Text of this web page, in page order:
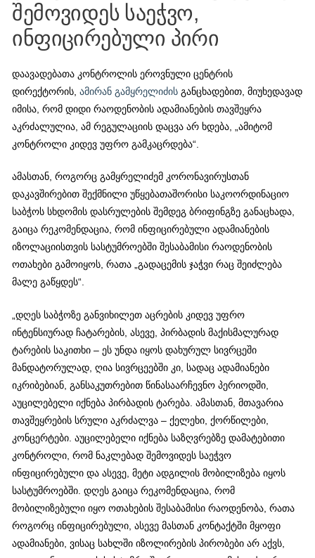
შემოვიდეს საეჭვო,
ინფიცირებული პირი
დაავადებათა კონტროლის ეროვნული ცენტრის
დირექტორის,ამირან გამყრელიძის განცხადებით, მიუხედავად
იმისა, რომ დიდი რაოდენობის ადამიანების თავშეყრა
აკრძალულია, ამ რეგულაციის დაცვა არ ხდება, „ამიტომ
კონტროლი კიდევ უფრო გამკაცრდება“.
ამასთან, როგორც გამყრელიძემ კორონავირუსთან
დაკავშირებით შექმნილი უწყებათაშორისი საკოორდინაციო
საბჭოს სხდომის დასრულების შემდეგ ბრიფინგზე განაცხადა,
გაიცა რეკომენდაცია, რომ ინფიცირებული ადამიანების
იზოლაციისთვის სასტუმროებში შესაბამისი რაოდენობის
ოთახები გამოიყოს, რათა „გადაცემის ჯაჭვი რაც შეიძლება
მალე გაწყდეს“.
„დღეს საბჭოზე განვიხილეთ აცრების კიდევ უფრო
ინტენსიურად ჩატარების, ასევე, პირბადის მაქისმალურად
ტარების საკითხი – ეს უნდა იყოს დახურულ სივრცეში
მანდატორულად, ღია სივრცეებში კი, სადაც ადამიანები
იკრიბებიან, განსაკუთრებით წინასაარჩევნო პერიოდში,
აუცილებელი იქნება პირბადის ტარება. ამასთან, მთავარია
თავშეყრების სრული აკრძალვა – ქელეხი, ქორწილები,
კონცერტები. აუცილებელი იქნება საზღვრებზე დამატებითი
კონტროლი, რომ ნაკლებად შემოვიდეს საეჭვო
ინფიცირებული და ასევე, მეტი ადგილის მობილიზება იყოს
სასტუმროებში. დღეს გაიცა რეკომენდაცია, რომ
მობილიზებული იყო ოთახების შესაბამისი რაოდენობა, რათა
როგორც ინფიცირებული, ასევე მასთან კონტაქტში მყოფი
ადამიანები, ვისაც სახლში იზოლირების პირობები არ აქვს,